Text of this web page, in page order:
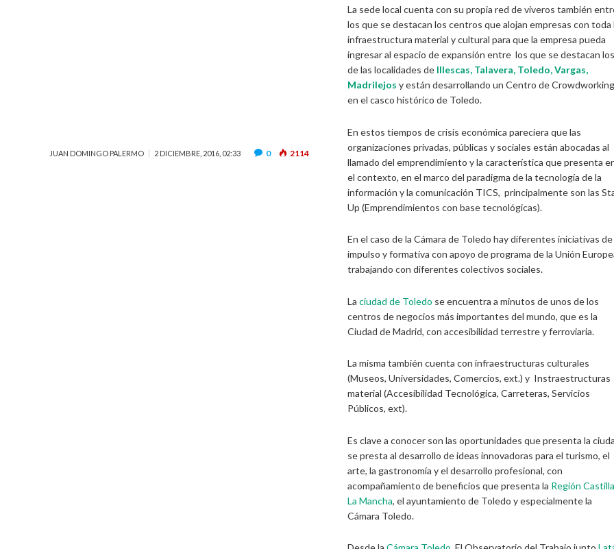
JUAN DOMINGO PALERMO 2 DICIEMBRE, 2016, 02:33 0 2114
La sede local cuenta con su propia red de viveros también
los que se destacan los centros que alojan empresas con toda
infraestructura material y cultural para que la empresa pueda
ingresar al espacio de expansión entre los que se destacan los
de las localidades de Illescas, Talavera, Toledo, Vargas,
Madrilejos y están desarrollando un Centro de Crowdworking
en el casco histórico de Toledo.
En estos tiempos de crisis económica pareciera que las
organizaciones privadas, públicas y sociales están abocadas al
llamado del emprendimiento y la característica que presenta
el contexto, en el marco del paradigma de la tecnología de la
información y la comunicación TICS, principalmente son las
Up (Emprendimientos con base tecnológicas).
En el caso de la Cámara de Toledo hay diferentes iniciativas de
impulso y formativa con apoyo de programa de la Unión
trabajando con diferentes colectivos sociales.
Laciudad de Toledo se encuentra a minutos de unos de los
centros de negocios más importantes del mundo, que es la
Ciudad de Madrid, con accesibilidad terrestre y ferroviaria.
La misma también cuenta con infraestructuras culturales
(Museos, Universidades, Comercios, ext.) y Instraestructuras
material (Accesibilidad Tecnológica, Carreteras, Servicios
Públicos, ext).
Es clave a conocer son las oportunidades que presenta la
se presta al desarrollo de ideas innovadoras para el turismo, el
arte, la gastronomía y el desarrollo profesional, con
acompañamiento de beneficios que presenta la Región
La Mancha, el ayuntamiento de Toledo y especialmente la
Cámara Toledo.